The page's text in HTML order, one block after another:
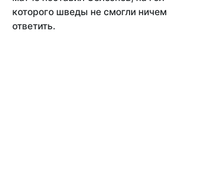
которого шведы не смогли ничем
ответить.